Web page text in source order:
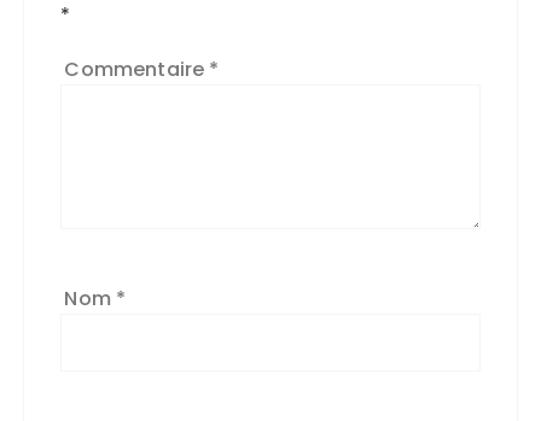
*
Commentaire *
Nom *